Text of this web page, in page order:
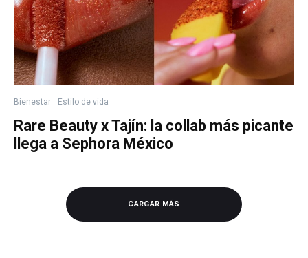
Bienestar Estilo de vida
Rare Beauty x Tajín: la collab más picante
llega a Sephora México
CARGAR MÁS